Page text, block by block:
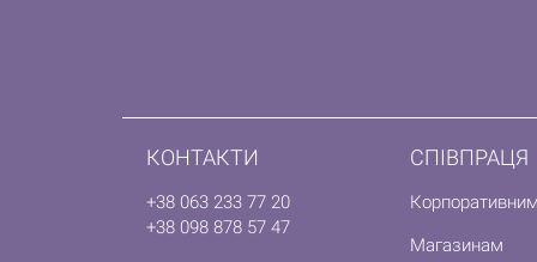
КОНТАКТИ
+38 063 233 77 20
+38 098 878 57 47
СПІВПРАЦЯ
Магазинам